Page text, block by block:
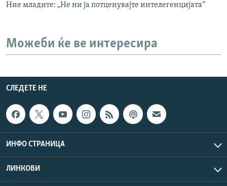
Ние младите: „Не ни ја потценувајте интелегенцијата“
Можеби ќе ве интересира
СЛЕДЕТЕ НЕ
ИНФО СТРАНИЦА
ЛИНКОВИ